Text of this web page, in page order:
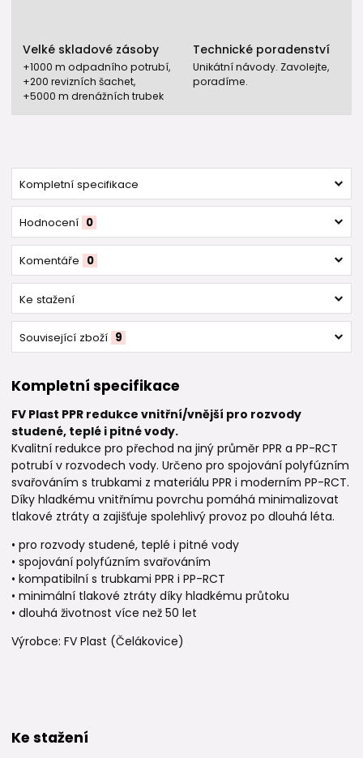
Velké skladové zásoby
+1000 m odpadního potrubí,
+200 revizních šachet,
+5000 m drenážních trubek
Technické poradenství
Unikátní návody. Zavolejte,
poradíme.
Kompletní specifikace
Hodnocení 0
Komentáře 0
Ke stažení
Související zboží 9
Kompletní specifikace
FV Plast PPR redukce vnitřní/vnější pro rozvody
studené, teplé i pitné vody.
Kvalitní redukce pro přechod na jiný průměr PPR a PP-RCT
potrubí v rozvodech vody. Určeno pro spojování polyfúzním
svařováním s trubkami z materiálu PPR i moderním PP-RCT.
Díky hladkému vnitřnímu povrchu pomáhá minimalizovat
tlakové ztráty a zajišťuje spolehlivý provoz po dlouhá léta.
• pro rozvody studené, teplé i pitné vody
• spojování polyfúzním svařováním
• kompatibilní s trubkami PPR i PP-RCT
• minimální tlakové ztráty díky hladkému průtoku
• dlouhá životnost více než 50 let
Výrobce: FV Plast (Čelákovice)
Ke stažení